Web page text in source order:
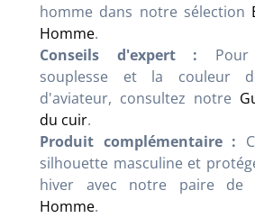
homme dans notre sélection
Homme.
Conseils d'expert : Pour
souplesse et la couleur
d'aviateur, consultez notre
du cuir.
Produit complémentaire :
silhouette masculine et
hiver avec notre paire de
Homme.